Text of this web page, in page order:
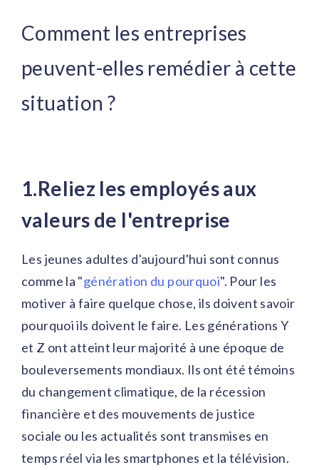
Comment les entreprises
peuvent-elles remédier à cette
situation ?
1.Reliez les employés aux
valeurs de l'entreprise
Les jeunes adultes d'aujourd'hui sont connus
comme la "génération du pourquoi". Pour les
motiver à faire quelque chose, ils doivent savoir
pourquoi ils doivent le faire. Les générations Y
et Z ont atteint leur majorité à une époque de
bouleversements mondiaux. Ils ont été témoins
du changement climatique, de la récession
financière et des mouvements de justice
sociale ou les actualités sont transmises en
temps réel via les smartphones et la télévision.